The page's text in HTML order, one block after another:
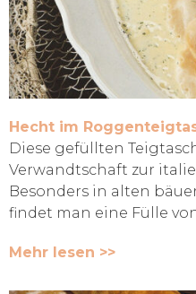
Hecht im
Diese gefüllten
Verwandtschaft zur
Besonders in alten
findet man eine Fülle
Mehr lesen >>